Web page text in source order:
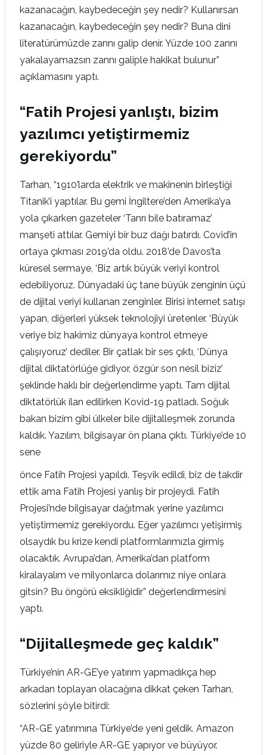
kazanacağın, kaybedeceğin şey nedir? Kullanırsan
kazanacağın, kaybedeceğin şey nedir? Buna dini
literatürümüzde zannı galip denir. Yüzde 100 zannı
yakalayamazsın zannı galiple hakikat bulunur”
açıklamasını yaptı.
“Fatih Projesi yanlıştı, bizim
yazılımcı yetiştirmemiz
gerekiyordu”
Tarhan, “1910’larda elektrik ve makinenin birleştiği
Titanik’i yaptılar. Bu gemi İngiltere’den Amerika’ya
yola çıkarken gazeteler ‘Tanrı bile batıramaz’
manşeti attılar. Gemiyi bir buz dağı batırdı. Covid’in
ortaya çıkması 2019’da oldu. 2018’de Davos’ta
küresel sermaye, ‘Biz artık büyük veriyi kontrol
edebiliyoruz. Dünyadaki üç tane büyük zenginin üçü
de dijital veriyi kullanan zenginler. Birisi internet satışı
yapan, diğerleri yüksek teknolojiyi üretenler. ‘Büyük
veriye biz hakimiz dünyaya kontrol etmeye
çalışıyoruz’ dediler. Bir çatlak bir ses çıktı, ‘Dünya
dijital diktatörlüğe gidiyor, özgür son nesil biziz’
şeklinde haklı bir değerlendirme yaptı. Tam dijital
diktatörlük ilan edilirken Kovid-19 patladı. Soğuk
bakan bizim gibi ülkeler bile dijitalleşmek zorunda
kaldık. Yazılım, bilgisayar ön plana çıktı. Türkiye’de 10
sene
önce Fatih Projesi yapıldı. Teşvik edildi, biz de takdir
ettik ama Fatih Projesi yanlış bir projeydi. Fatih
Projesi’nde bilgisayar dağıtmak yerine yazılımcı
yetiştirmemiz gerekiyordu. Eğer yazılımcı yetişirmiş
olsaydık bu krize kendi platformlarımızla girmiş
olacaktık. Avrupa’dan, Amerika’dan platform
kiralayalım ve milyonlarca dolarımız niye onlara
gitsin? Bu öngörü eksikliğidir” değerlendirmesini
yaptı.
“Dijitalleşmede geç kaldık”
Türkiye’nin AR-GE’ye yatırım yapmadıkça hep
arkadan toplayan olacağına dikkat çeken Tarhan,
sözlerini şöyle bitirdi:
“AR-GE yatırımına Türkiye’de yeni geldik. Amazon
yüzde 80 geliriyle AR-GE yapıyor ve büyüyor.